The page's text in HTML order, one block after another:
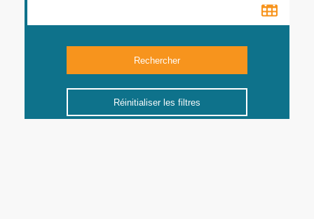
Réinitialiser les filtres